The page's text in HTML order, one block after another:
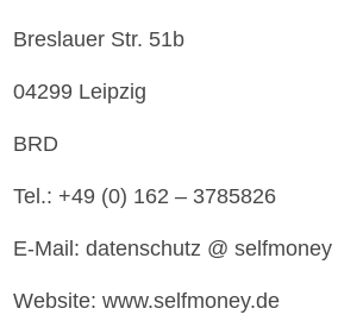
Breslauer Str. 51b
04299 Leipzig
BRD
Tel.: +49 (0) 162 – 3785826
E-Mail: datenschutz @ selfmoney
Website: www.selfmoney.de